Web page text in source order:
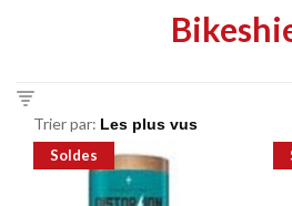
Trier par:
Soldes